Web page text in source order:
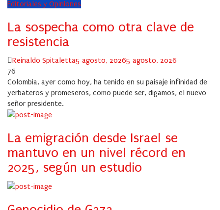
Editoriales y Opiniones
La sospecha como otra clave de
resistencia
Author
Reinaldo SpitalettaPosted
5 agosto, 20265 agosto, 2026
76
Colombia, ayer como hoy, ha tenido en su paisaje infinidad de
yerbateros y promeseros, como puede ser, digamos, el nuevo
señor presidente.
La emigración desde Israel se
mantuvo en un nivel récord en
2025, según un estudio